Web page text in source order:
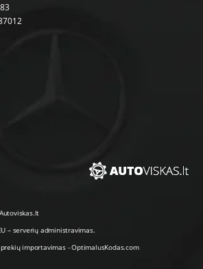
– serverių administravimas.
prekių importavimas-OptimalusKodas.com